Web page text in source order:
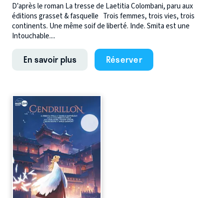
D’après le roman La tresse de Laetitia Colombani, paru aux
éditions grasset & fasquelle Trois femmes, trois vies, trois
continents. Une même soif de liberté. Inde. Smita est une
Intouchable....
En savoir plus Réserver